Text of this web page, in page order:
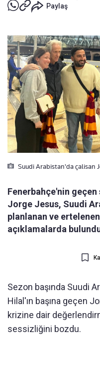
Paylaş
Suudi Arabistan'da çalisan
Fenerbahçe'nin
Jorge Jesus, Suudi
planlanan ve
açıklamalarda
Sezon başında Suudi
Hilal'ın başına geçen
krizine dair
sessizliğini bozdu.